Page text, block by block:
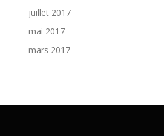
juillet 2017
mai 2017
mars 2017